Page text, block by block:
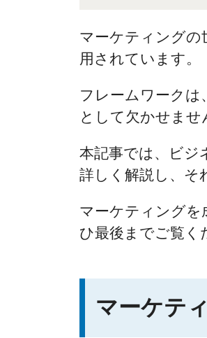
マーケティングの
用されています。
フレームワークは
として欠かせませ
本記事では、ビジ
詳しく解説し、そ
マーケティングを
ひ最後までご覧く
マーケテ